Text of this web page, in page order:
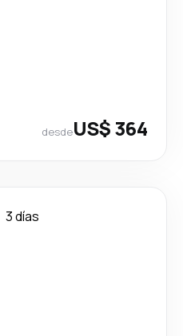
desdeUS$ 364
3 días